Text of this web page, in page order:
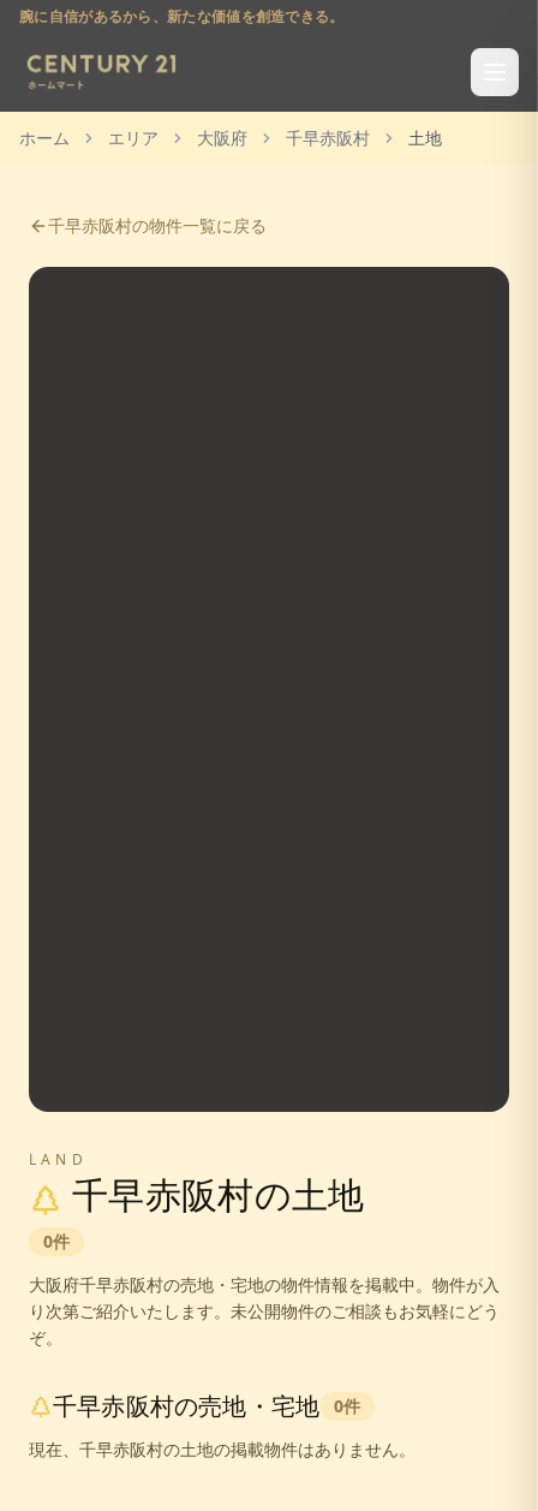
腕に自信があるから、新たな価値を創造できる。
ホーム エリア 大阪府 千早赤阪村 土地
千早赤阪村の物件一覧に戻る
LAND
千早赤阪村の土地
0件
大阪府千早赤阪村の売地・宅地の物件情報を掲載中。 物件が入
り次第ご紹介いたします。未公開物件のご相談もお気軽にどう
ぞ。
千早赤阪村の売地・宅地 0件
現在、 千早赤阪村の土地の掲載物件はありません。